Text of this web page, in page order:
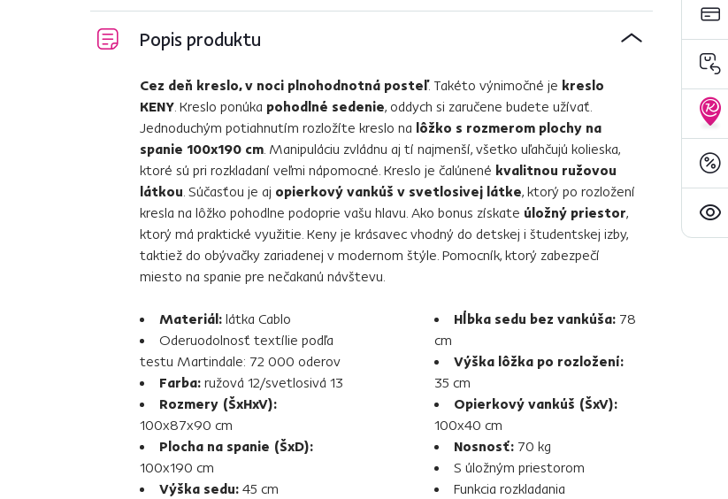
Popis produktu
Cez deň kreslo, v noci plnohodnotná posteľ. Takéto výnimočné je kreslo
KENY . Kreslo ponúka pohodlné sedenie, oddych si zaručene budete užívať.
Jednoduchým potiahnutím rozložíte kreslo na lôžko s rozmerom plochy na
spanie 100x190 cm . Manipuláciu zvládnu aj tí najmenší, všetko uľahčujú kolieska,
ktoré sú pri rozkladaní veľmi nápomocné. Kreslo je čalúnené kvalitnou ružovou
látkou . Súčasťou je aj opierkový vankúš v svetlosivej látke, ktorý po rozložení
kresla na lôžko pohodlne podoprie vašu hlavu. Ako bonus získate úložný priestor,
ktorý má praktické využitie. Keny je krásavec vhodný do detskej i študentskej izby,
taktiež do obývačky zariadenej v modernom štýle. Pomocník, ktorý zabezpečí
miesto na spanie pre nečakanú návštevu.
Materiál: látka Cablo
Oderuodolnosť textílie podľa
testu Martindale: 72 000 oderov
Farba: ružová 12/svetlosivá 13
Rozmery (ŠxHxV):
100x87x90 cm
Plocha na spanie (ŠxD):
100x190 cm
Výška sedu: 45 cm
Hĺbka sedu bez vankúša: 78
cm
Výška lôžka po rozložení:
35 cm
Opierkový vankúš (ŠxV):
100x40 cm
Nosnosť: 70 kg
S úložným priestorom
Funkcia rozkladania